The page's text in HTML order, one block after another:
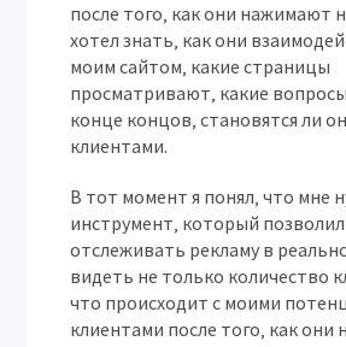
после того‚ как они нажимают
хотел знать‚ как они
моим сайтом‚ какие страницы
просматривают‚ какие
конце концов‚ становятся ли
клиентами.
В тот момент я понял‚ что мне
инструмент‚ который
отслеживать рекламу в
видеть не только количество
что происходит с моими
клиентами после того‚ как они